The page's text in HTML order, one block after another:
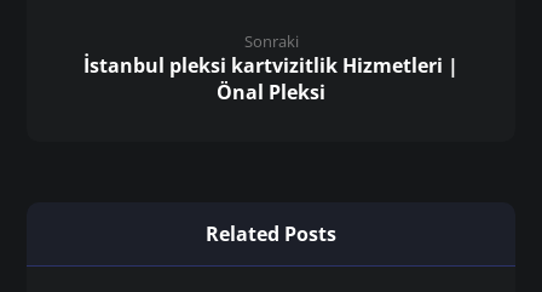
Sonraki
İstanbul pleksi kartvizitlik Hizmetleri |
Önal Pleksi
Related Posts